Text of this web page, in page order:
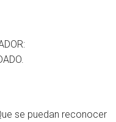
se puedan reconocer